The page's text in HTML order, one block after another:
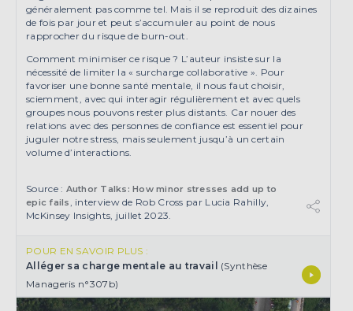
généralement pas comme tel. Mais il se reproduit des dizaines
de fois par jour et peut s’accumuler au point de nous
rapprocher du risque de burn-out.
Comment minimiser ce risque ? L’auteur insiste sur la
nécessité de limiter la « surcharge collaborative ». Pour
favoriser une bonne santé mentale, il nous faut choisir,
sciemment, avec qui interagir régulièrement et avec quels
groupes nous pouvons rester plus distants. Car nouer des
relations avec des personnes de confiance est essentiel pour
juguler notre stress, mais seulement jusqu’à un certain
volume d’interactions.
Source : Author Talks: How minor stresses add up to
epic fails
, interview de Rob Cross par Lucia Rahilly,
McKinsey Insights, juillet 2023.
POUR EN SAVOIR PLUS :
Alléger sa charge mentale au travail (Synthèse
Manageris n°307b)